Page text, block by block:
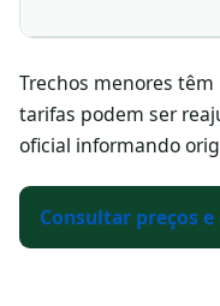
Trechos menores
tarifas podem ser
oficial informando
Consultar preços